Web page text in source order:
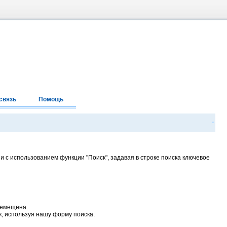
Помощь
использованием функции "Поиск", задавая в строке поиска ключевое
используя нашу форму поиска.